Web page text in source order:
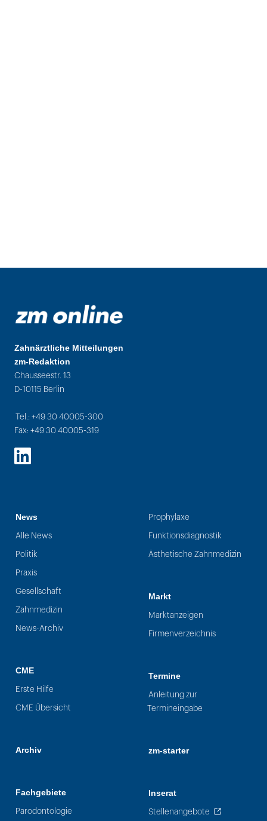
Zahnärztliche Mitteilungen
zm-Redaktion
Chausseestr. 13
D-10115 Berlin
Tel.: +49 30 40005-300
Fax: +49 30 40005-319
LinkedIn
News
Alle News
Politik
Praxis
Gesellschaft
Zahnmedizin
News-Archiv
CME
Erste Hilfe
CME Übersicht
Archiv
Fachgebiete
Parodontologie
Prophylaxe
Funktionsdiagnostik
Ästhetische Zahnmedizin
Markt
Marktanzeigen
Firmenverzeichnis
Termine
Anleitung zur
Termineingabe
zm-starter
Inserat
Stellenangebote